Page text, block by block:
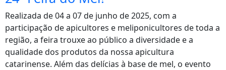
Realizada de 04 a 07 de junho de 2025, com a
participação de apicultores e meliponicultores de toda a
região, a feira trouxe ao público a diversidade e a
qualidade dos produtos da nossa apicultura
catarinense. Além das delícias à base de mel, o evento